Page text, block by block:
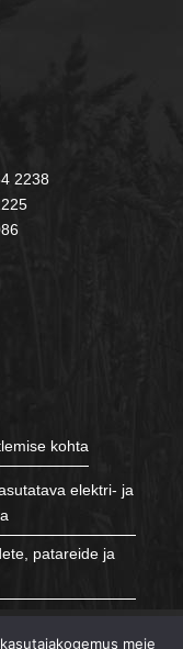
2238
kohta
elektri- ja
patareide ja
meie